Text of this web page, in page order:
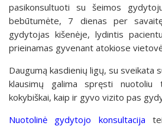
pasikonsultuoti su šeimos
bebūtumėte, 7 dienas per
gydytojas kišenėje, lydintis
prieinamas gyvenant atokiose
Daugumą kasdienių ligų, su sveikata
klausimų galima spręsti
kokybiškai, kaip ir gyvo vizito pas
Nuotolinė gydytojo konsultacija